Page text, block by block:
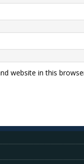
website in this